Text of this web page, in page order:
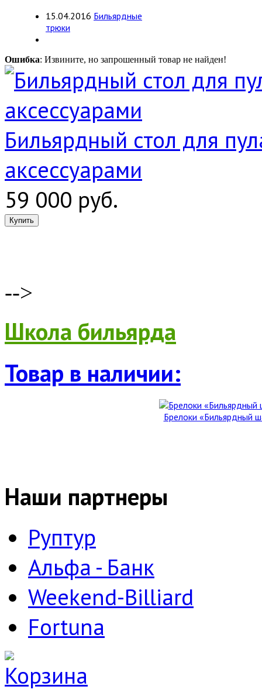
15.04.2016 Бильярдные
трюки
Ошибка: Извините, но запрошенный товар не найден!
Бильярдный стол для
аксессуарами
59 000 руб.
-->
Школа бильярда
Товар в наличии:
Брелоки «Бильярдный
Наши партнеры
Руптур
Альфа - Банк
Weekend-Billiard
Fortuna